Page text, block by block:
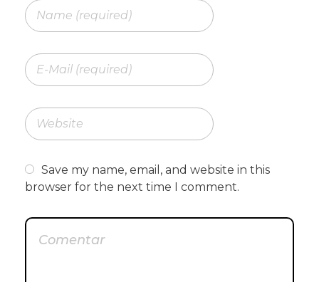
Save my name, email, and website in this
browser for the next time I comment.